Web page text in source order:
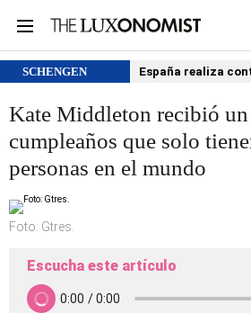
SCHENGEN España realiza
Kate Middleton recibió un
cumpleaños que solo
personas en el mundo
Foto: Gtres.
Escucha este artículo